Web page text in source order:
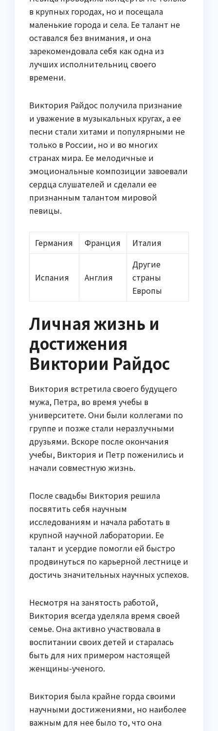
в крупных городах, но и посещала
маленькие города и села. Ее талант не
оставался без внимания, и она
зарекомендовала себя как одна из
лучших исполнительниц своего
времени.
Виктория Райдос получила признание
и уважение в музыкальных кругах, а ее
песни стали хитами и популярными не
только в России, но и во многих
странах мира. Ее мелодичные и
эмоциональные композиции завоевали
сердца слушателей и сделали ее
признанным талантом мировой
певицы.
Германия Франция Италия
Испания Англия
Другие
страны
Европы
Личная жизнь и
достижения
Виктории Райдос
Виктория встретила своего будущего
мужа, Петра, во время учебы в
университете. Они были коллегами по
группе и позже стали неразлучными
друзьями. Вскоре после окончания
учебы, Виктория и Петр поженились и
начали совместную жизнь.
После свадьбы Виктория решила
посвятить себя научным
исследованиям и начала работать в
крупной научной лаборатории. Ее
талант и усердие помогли ей быстро
продвинуться по карьерной лестнице и
достичь значительных научных успехов.
Несмотря на занятость работой,
Виктория всегда уделяла время своей
семье. Она активно участвовала в
воспитании своих детей и старалась
быть для них примером настоящей
женщины-ученого.
Виктория была крайне горда своими
научными достижениями, но наиболее
важным для нее было то, что она